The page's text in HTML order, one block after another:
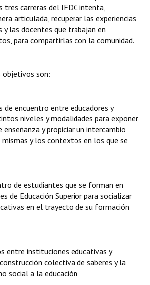
tres carreras del IFDC intenta,
articulada, recuperar las experiencias
y las docentes que trabajan en
para compartirlas con la comunidad.
objetivos son:
de encuentro entre educadores y
niveles y modalidades para exponer
enseñanza y propiciar un intercambio
y los contextos en los que se
de estudiantes que se forman en
de Educación Superior para socializar
en el trayecto de su formación
entre instituciones educativas y
colectiva de saberes y la
social a la educación